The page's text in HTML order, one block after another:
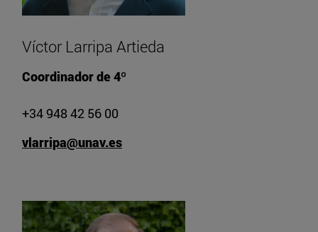
Víctor Larripa Artieda
Coordinador de 4º
+34 948 42 56 00
vlarripa@unav.es